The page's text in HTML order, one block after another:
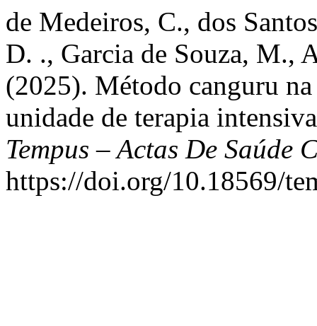
de Medeiros, C., dos
D. ., Garcia de Souza, M.,
(2025). Método canguru
unidade de terapia
Tempus – Actas De Saúde
https://doi.org/10.18569/